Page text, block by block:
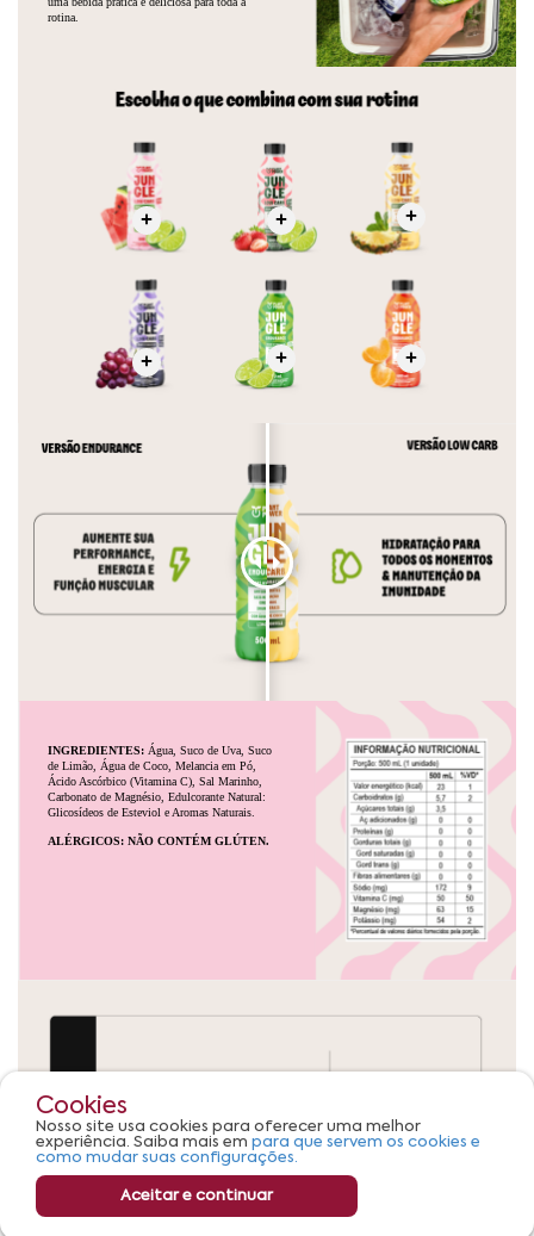
Cookies
Nosso site usa cookies para oferecer uma melhor
experiência. Saiba mais em para que servem os cookies e
como mudar suas configurações.
Aceitar e continuar